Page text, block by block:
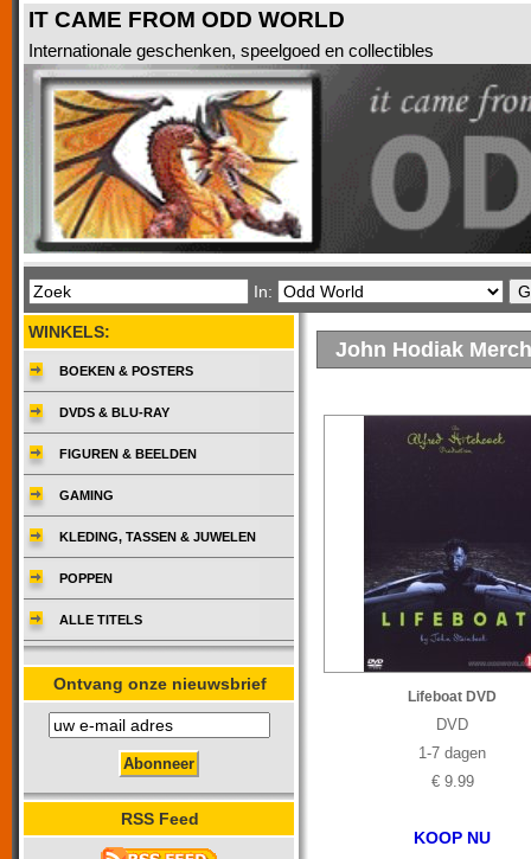
IT CAME FROM ODD WORLD
Internationale geschenken, speelgoed en collectibles
In:
John Hodiak
Lifeboat DVD
DVD
1-7 dagen
€ 9.99
KOOP NU
WINKELS:
BOEKEN & POSTERS
DVDS & BLU-RAY
FIGUREN & BEELDEN
GAMING
KLEDING, TASSEN & JUWELEN
POPPEN
ALLE TITELS
Ontvang onze nieuwsbrief
RSS Feed